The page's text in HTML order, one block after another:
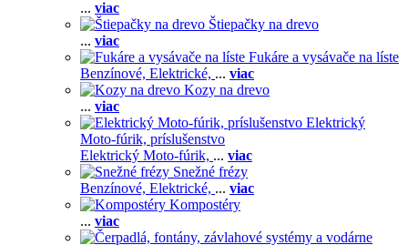
... viac
Štiepačky na drevo
... viac
Fukáre a vysávače na líste
Benzínové, Elektrické, ... viac
Kozy na drevo
... viac
Elektrický
Moto-fúrik, príslušenstvo
Elektrický Moto-fúrik, ... viac
Snežné frézy
Benzínové, Elektrické, ... viac
Kompostéry
... viac